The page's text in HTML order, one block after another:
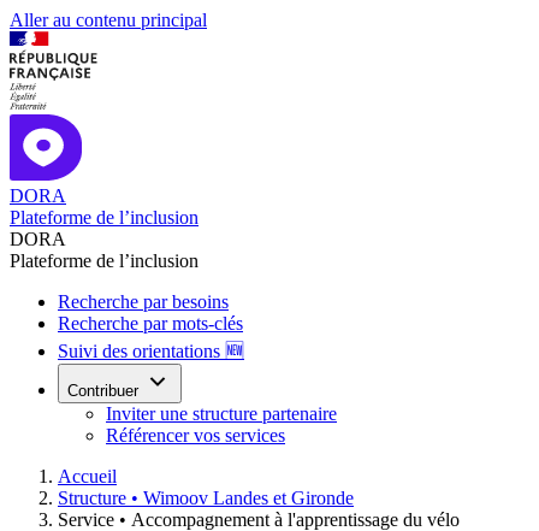
Aller au contenu principal
DORA
Plateforme de l’inclusion
DORA
Plateforme de l’inclusion
Recherche par besoins
Recherche par mots-clés
Suivi des orientations 🆕
Contribuer
Inviter une structure partenaire
Référencer vos services
Accueil
Structure • Wimoov Landes et Gironde
Service • Accompagnement à l'apprentissage du vélo